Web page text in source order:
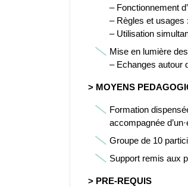
– Fonctionnement
– Règles et
– Utilisation
Mise en lumière
– Echanges autour
> MOYENS
Formation
accompagnée
Groupe de 10
Support remis aux
> PRE-REQUIS